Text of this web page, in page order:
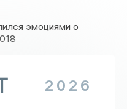
эмоциями о
2026